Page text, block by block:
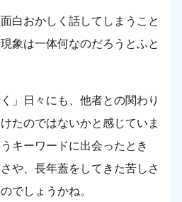
白おかしく話してしまうこと
象は一体何なのだろうとふと
」日々にも、他者との関わり
たのではないかと感じていま
キーワードに出会ったとき
や、長年蓋をしてきた苦しさ
でしょうかね。